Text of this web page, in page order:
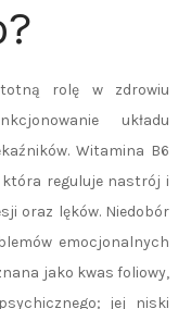
rolę w zdrowiu
układu
Witamina B6
reguluje nastrój i
oraz lęków. Niedobór
emocjonalnych
jako kwas foliowy,
jej niski